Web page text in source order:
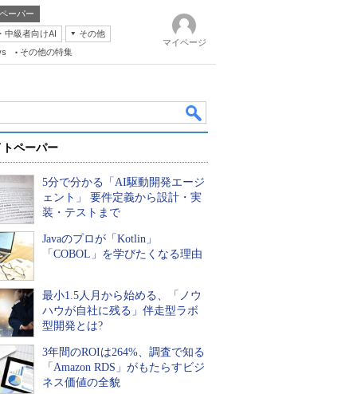
ーパー
中級者向けAI
その他
その他の特集
マイページ
ペーパー
5分で分かる「AI駆動開発エージ
ェント」 要件定義から設計・実
装・テストまで
Javaのプロが「Kotlin」
「COBOL」を学びたくなる理由
最小1.5人月から始める、「ノウ
ハウが自社に残る」伴走型ラボ
型開発とは?
3年間のROIは264%、調査で知る
「Amazon RDS」がもたらすビジ
ネス価値の全貌